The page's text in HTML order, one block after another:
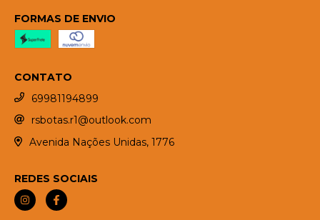
FORMAS DE ENVIO
CONTATO
69981194899
rsbotas.r1@outlook.com
Avenida Nações Unidas, 1776
REDES SOCIAIS